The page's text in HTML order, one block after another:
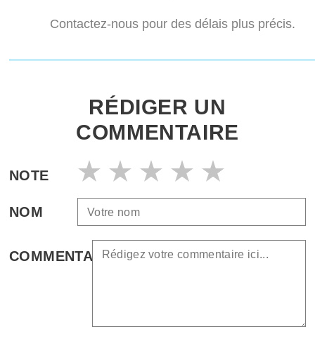
Contactez-nous pour des délais plus précis.
RÉDIGER UN
COMMENTAIRE
NOTE
NOM
COMMENTAIRE